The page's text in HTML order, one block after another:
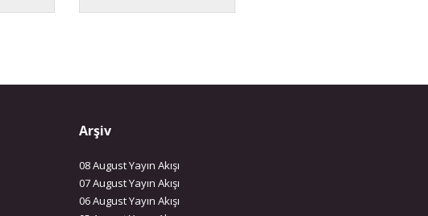
Arşiv
08 August Yayın Akışı
07 August Yayın Akışı
06 August Yayın Akışı